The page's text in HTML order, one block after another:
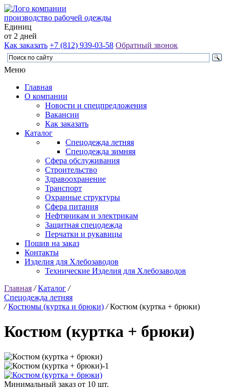
производство рабочей одежды
Единиц
от 2 дней
Как заказать +7 (812) 939-03-58 Обратный звонок
Меню
Главная
О компании
Новости и спецпредложения
Вакансии
Как заказать
Каталог
Спецодежда летняя
Спецодежда зимняя
Сфера обслуживания
Строительство
Здравоохранение
Транспорт
Охранные структуры
Сфера питания
Нефтяникам и электрикам
Защитная спецодежда
Перчатки и рукавицы
Пошив на заказ
Контакты
Изделия для Хлебозаводов
Технические Изделия для Хлебозаводов
Главная /Каталог /
Спецодежда летняя
/Костюмы (куртка и брюки) /Костюм (куртка + брюки)
Костюм (куртка + брюки)
Минимальный заказ от 10 шт.